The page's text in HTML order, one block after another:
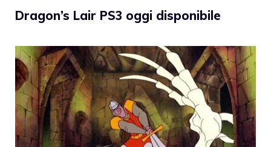
Dragon’s Lair PS3 oggi disponibile